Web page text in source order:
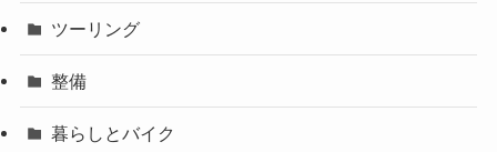
ツーリング
整備
暮らしとバイク